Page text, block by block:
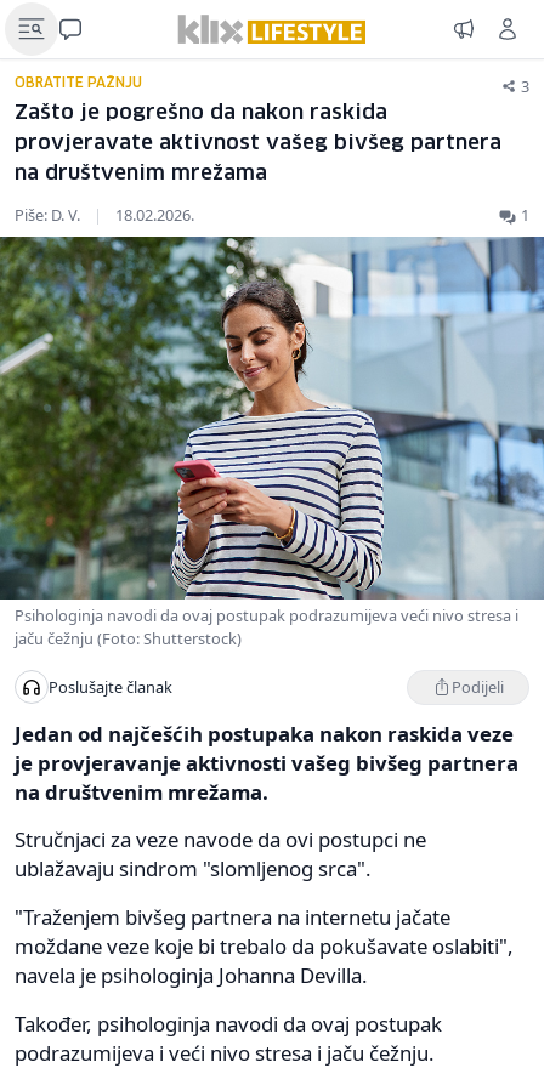
OBRATITE PAŽNJU 3
Zašto je pogrešno da nakon raskida
provjeravate aktivnost vašeg bivšeg partnera
na društvenim mrežama
Piše: D. V. | 18.02.2026. 1
Psihologinja navodi da ovaj postupak podrazumijeva veći nivo stresa i
jaču čežnju (Foto: Shutterstock)
Poslušajte članak Podijeli
Jedan od najčešćih postupaka nakon raskida veze
je provjeravanje aktivnosti vašeg bivšeg partnera
na društvenim mrežama.
Stručnjaci za veze navode da ovi postupci ne
ublažavaju sindrom "slomljenog srca".
"Traženjem bivšeg partnera na internetu jačate
moždane veze koje bi trebalo da pokušavate oslabiti",
navela je psihologinja Johanna Devilla.
Također, psihologinja navodi da ovaj postupak
podrazumijeva i veći nivo stresa i jaču čežnju.